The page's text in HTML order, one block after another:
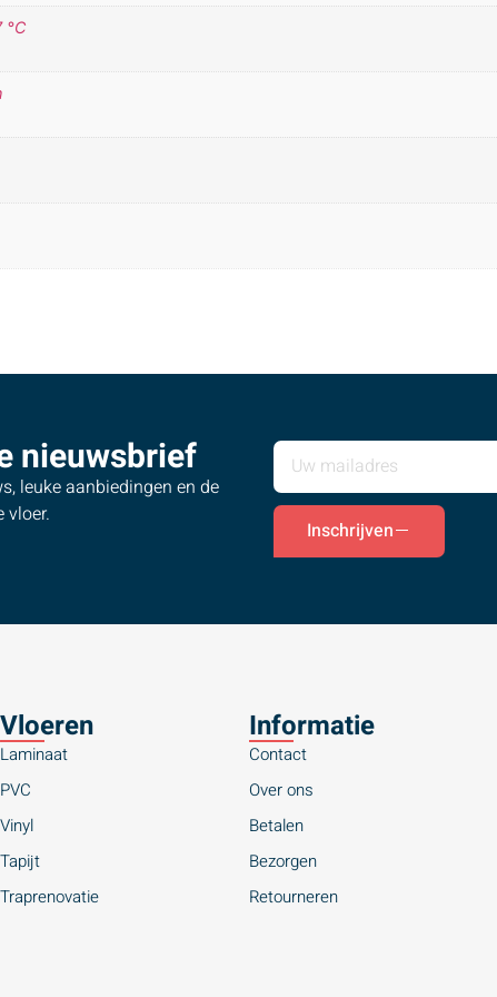
°C
nieuwsbrief
leuke aanbiedingen en de
vloer.
Inschrijven
Vloeren
Laminaat
PVC
Vinyl
Tapijt
Traprenovatie
Informatie
Contact
Over ons
Betalen
Bezorgen
Retourneren